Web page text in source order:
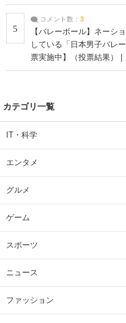
5
コメント数： 3
【バレーボール】ネーシ
している「日本男子バレ
票実施中】（投票結果） |
カテゴリ一覧
IT・科学
エンタメ
グルメ
ゲーム
スポーツ
ニュース
ファッション